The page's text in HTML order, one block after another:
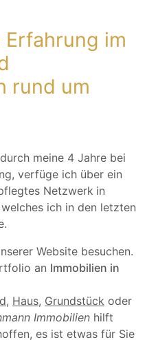
im
rund um
meine 4 Jahre bei
verfüge ich über ein
Netzwerk in
welches ich in den letzten
Website besuchen.
an Immobilien in
, Haus, Grundstück oder
Immobilien hilft
es ist etwas für Sie